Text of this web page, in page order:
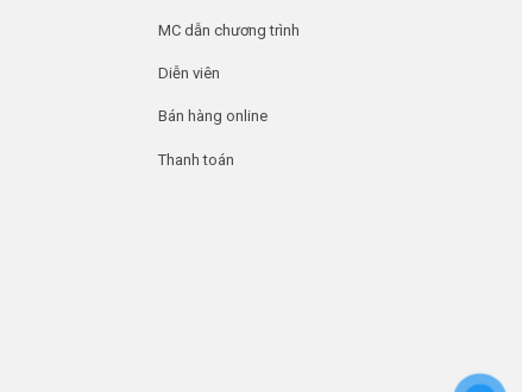
MC dẫn chương trình
Diễn viên
Bán hàng online
Thanh toán